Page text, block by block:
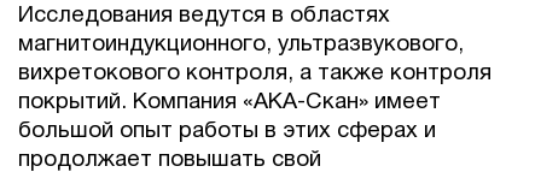
Исследования ведутся в областях
магнитоиндукционного, ультразвукового,
вихретокового контроля, а также контроля
покрытий. Компания «АКА-Скан» имеет
большой опыт работы в этих сферах и
продолжает повышать свой